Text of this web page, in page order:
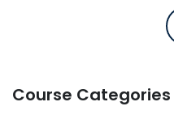
Course Categories